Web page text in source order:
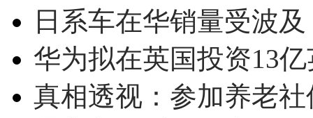
日系车在华销量受波
华为拟在英国投资13
真相透视：参加养老